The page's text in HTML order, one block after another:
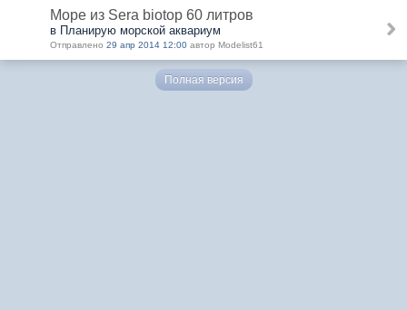
Море из Sera biotop 60 литров
в Планирую морской аквариум
Отправлено 29 апр 2014 12:00 автор Modelist61
Полная версия